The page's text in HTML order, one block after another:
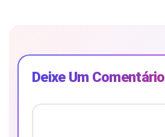
Deixe Um Comentário